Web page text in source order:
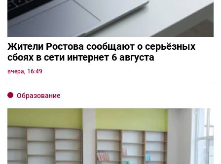
Жители Ростова сообщают о серьёзных
сбоях в сети интернет 6 августа
вчера, 16:49
Образование